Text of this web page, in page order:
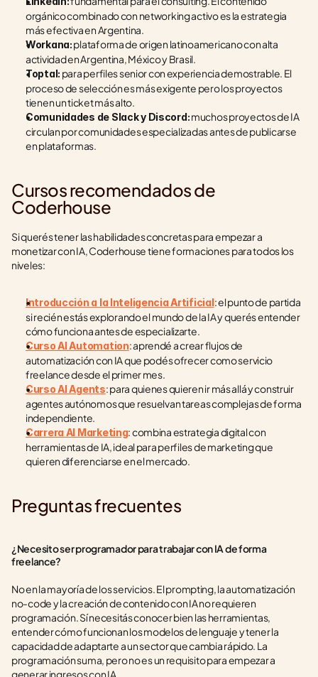
orgánico combinado con networking activo es la estrategia
más efectiva en Argentina.
Workana: plataforma de origen latinoamericano con alta
actividad en Argentina, México y Brasil.
Toptal: para perfiles senior con experiencia demostrable. El
proceso de selección es más exigente pero los proyectos
tienen un ticket más alto.
Comunidades de Slack y Discord: muchos proyectos de IA
circulan por comunidades especializadas antes de publicarse
en plataformas.
Cursos recomendados de
Coderhouse
Si querés tener las habilidades concretas para empezar a
monetizar con IA, Coderhouse tiene formaciones para todos los
niveles:
Introducción a la Inteligencia Artificial: el punto de partida
si recién estás explorando el mundo de la IA y querés entender
cómo funciona antes de especializarte.
Curso AI Automation: aprendé a crear flujos de
automatización con IA que podés ofrecer como servicio
freelance desde el primer mes.
Curso AI Agents: para quienes quieren ir más allá y construir
agentes autónomos que resuelvan tareas complejas de forma
independiente.
Carrera AI Marketing: combina estrategia digital con
herramientas de IA, ideal para perfiles de marketing que
quieren diferenciarse en el mercado.
Preguntas frecuentes
¿Necesito ser programador para trabajar con IA de forma
freelance?
No en la mayoría de los servicios. El prompting, la automatización
no-code y la creación de contenido con IA no requieren
programación. Sí necesitás conocer bien las herramientas,
entender cómo funcionan los modelos de lenguaje y tener la
capacidad de adaptarte a un sector que cambia rápido. La
programación suma, pero no es un requisito para empezar a
generar ingresos con IA.